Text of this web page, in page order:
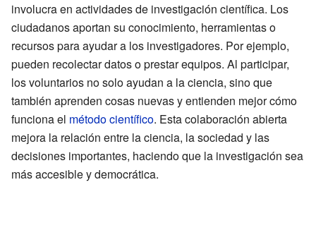
involucra en actividades de investigación científica. Los
ciudadanos aportan su conocimiento, herramientas o
recursos para ayudar a los investigadores. Por ejemplo,
pueden recolectar datos o prestar equipos. Al participar,
los voluntarios no solo ayudan a la ciencia, sino que
también aprenden cosas nuevas y entienden mejor cómo
funciona el método científico. Esta colaboración abierta
mejora la relación entre la ciencia, la sociedad y las
decisiones importantes, haciendo que la investigación sea
más accesible y democrática.